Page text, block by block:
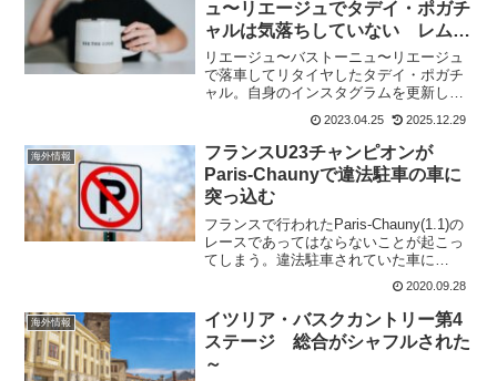
ュ〜リエージュでタデイ・ポガチ
ャルは気落ちしていない レムコ
との対決はまたと
リエージュ〜バストーニュ〜リエージュ
で落車してリタイヤしたタデイ・ポガチ
ャル。自身のインスタグラムを更新した
が、暗い顔は全くない。3枚の写真を公開
しているのだけど、2枚とも笑顔だ。レム
コに祝福も この投稿をInstagramで見
る ...
2023.04.25 2025.12.29
海外情報
フランスU23チャンピオンが
Paris-Chaunyで違法駐車の車に
突っ込む
フランスで行われたParis-Chauny(1.1)の
レースであってはならないことが起こっ
てしまう。違法駐車されていた車に
Circus - Wanty Gobertの若手ライダーが
突っ込んでしまう。ケガをしたのは、テ
オ・ドラクロワ(Theo...
2020.09.28
海外情報
イツリア・バスクカントリー第4
ステージ 総合がシャフルされた
～